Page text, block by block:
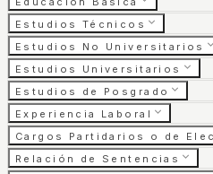
Estudios Técnicos
Estudios No Universitarios
Estudios Universitarios
Estudios de Posgrado
Experiencia Laboral
Cargos Partidarios o de
Relación de Sentencias